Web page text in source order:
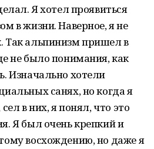
Я хотел проявиться
в жизни. Наверное, я не
Так альпинизм пришел в
не было понимания, как
Изначально хотели
санях, но когда я
в них, я понял, что это
Я был очень крепкий и
восхождению, но даже я